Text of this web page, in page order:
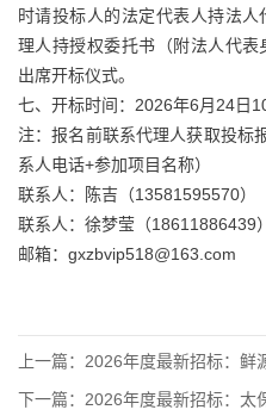
时请投标人的法定代表人持法
理人持授权委托书（附法人代
出席开标仪式。
七、开标时间：2026年6月24日
注：报名前联系代理人获取投标
系人电话+参加项目名称）
联系人：陈吉（13581595570）
联系人：徐梦莹（18611886439）
邮箱：gxzbvip518@163.com
上一篇： 2026年度最新招标：鲜源实
下一篇： 2026年度最新招标：太保家